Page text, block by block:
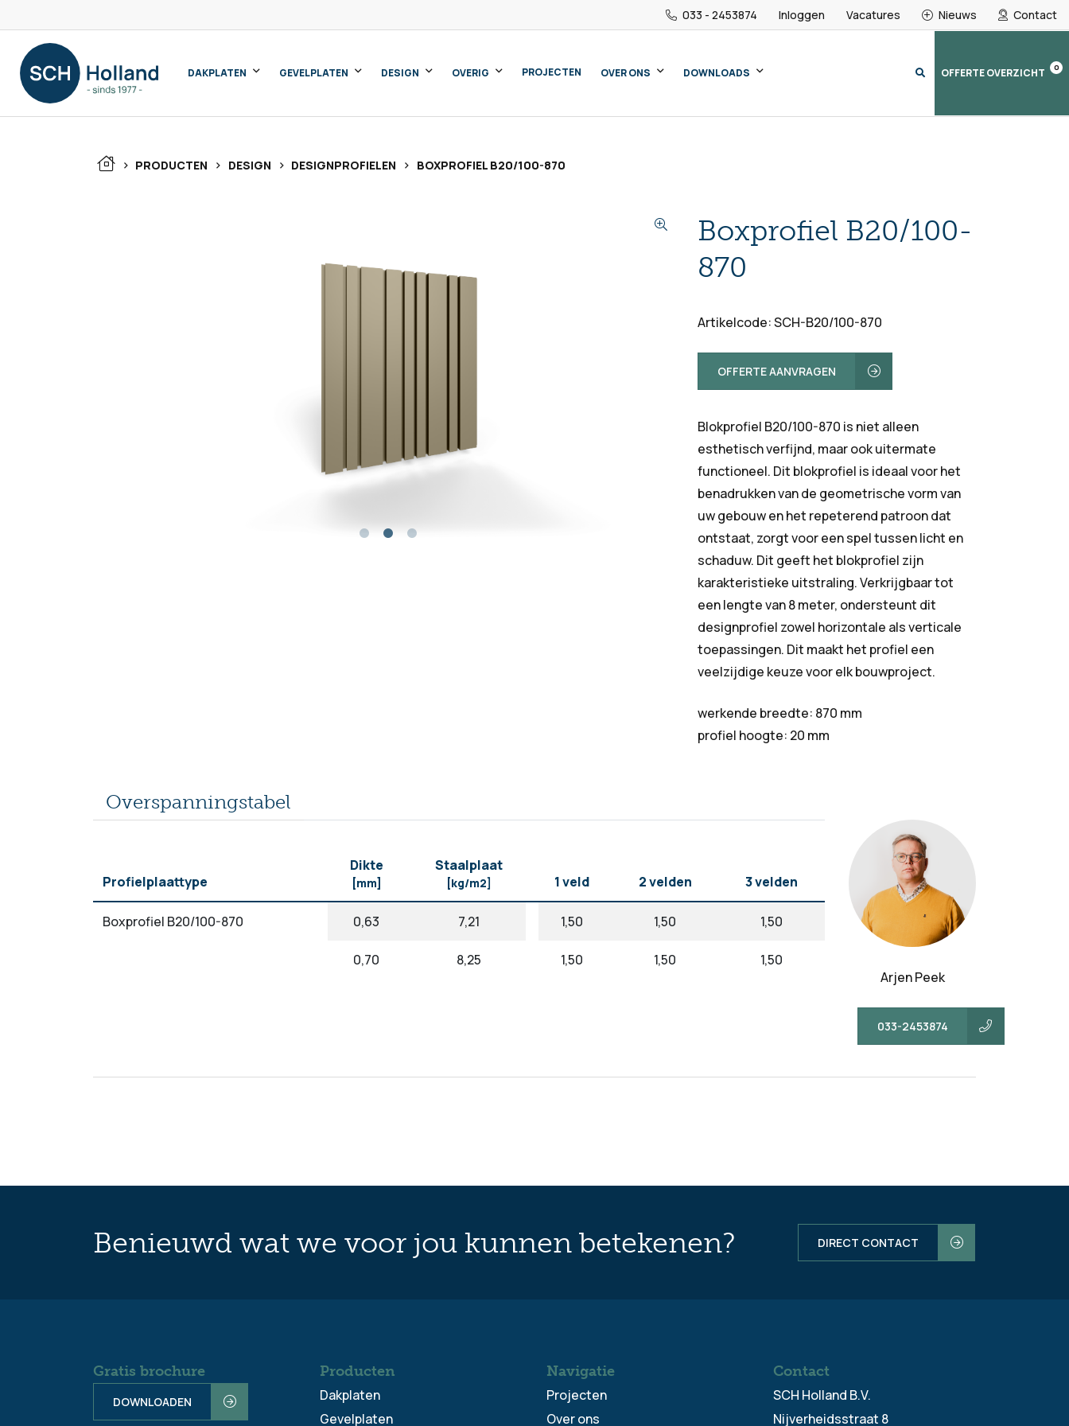
033 - 2453874 Inloggen Vacatures Nieuws Contact
DAKPLATEN GEVELPLATEN DESIGN OVERIG PROJECTEN OVER ONS DOWNLOADS OFFERTE OVERZICHT 0
> PRODUCTEN > DESIGN > DESIGNPROFIELEN > BOXPROFIEL B20/100-870
Boxprofiel B20/100-
870
Artikelcode: SCH-B20/100-870
OFFERTE AANVRAGEN
Blokprofiel B20/100-870 is niet alleen
esthetisch verfijnd, maar ook uitermate
functioneel. Dit blokprofiel is ideaal voor het
benadrukken van de geometrische vorm van
uw gebouw en het repeterend patroon dat
ontstaat, zorgt voor een spel tussen licht en
schaduw. Dit geeft het blokprofiel zijn
karakteristieke uitstraling. Verkrijgbaar tot
een lengte van 8 meter, ondersteunt dit
designprofiel zowel horizontale als verticale
toepassingen. Dit maakt het profiel een
veelzijdige keuze voor elk bouwproject.
werkende breedte: 870 mm
profiel hoogte: 20 mm
Overspanningstabel
Profielplaattype
Dikte
[mm]
Staalplaat
[kg/m2] 1 veld 2 velden 3 velden
Boxprofiel B20/100-870 0,63 7,21 1,50 1,50 1,50
0,70 8,25 1,50 1,50
1,50
Arjen Peek
033-2453874
Benieuwd wat we voor jou kunnen betekenen? DIRECT CONTACT
Gratis brochure
DOWNLOADEN
Producten
Dakplaten
Gevelplaten
Navigatie
Projecten
Over ons
Contact
SCH Holland B.V.
Nijverheidsstraat 8